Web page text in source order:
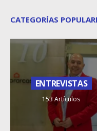
CATEGORÍAS
ENTREVISTAS
153 Artículos